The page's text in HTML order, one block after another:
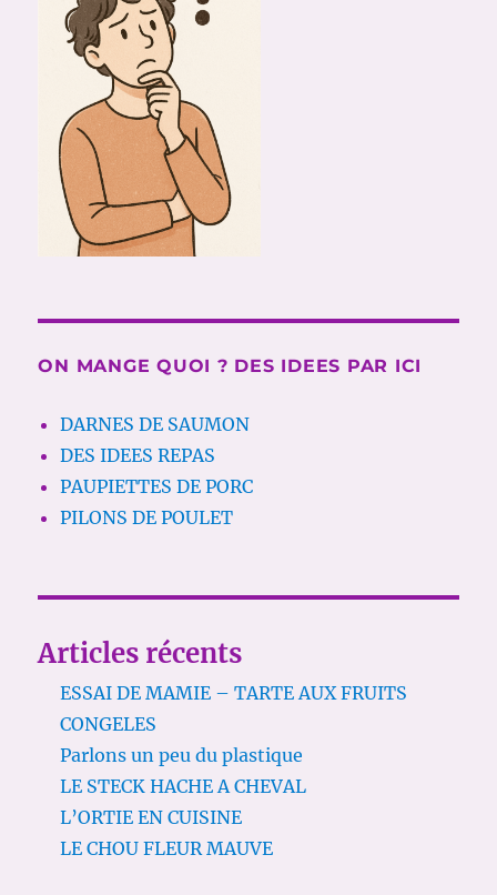
ON MANGE QUOI ? DES IDEES PAR ICI
DARNES DE SAUMON
DES IDEES REPAS
PAUPIETTES DE PORC
PILONS DE POULET
Articles récents
ESSAI DE MAMIE – TARTE AUX FRUITS
CONGELES
Parlons un peu du plastique
LE STECK HACHE A CHEVAL
L’ORTIE EN CUISINE
LE CHOU FLEUR MAUVE